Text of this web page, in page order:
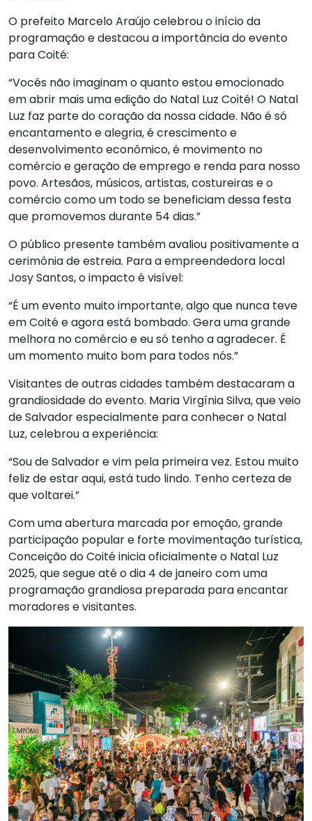
O prefeito Marcelo Araújo celebrou o início da
programação e destacou a importância do evento
para Coité:
“Vocês não imaginam o quanto estou emocionado
em abrir mais uma edição do Natal Luz Coité! O Natal
Luz faz parte do coração da nossa cidade. Não é só
encantamento e alegria, é crescimento e
desenvolvimento econômico, é movimento no
comércio e geração de emprego e renda para nosso
povo. Artesãos, músicos, artistas, costureiras e o
comércio como um todo se beneficiam dessa festa
que promovemos durante 54 dias.”
O público presente também avaliou positivamente a
cerimônia de estreia. Para a empreendedora local
Josy Santos, o impacto é visível:
“É um evento muito importante, algo que nunca teve
em Coité e agora está bombado. Gera uma grande
melhora no comércio e eu só tenho a agradecer. É
um momento muito bom para todos nós.”
Visitantes de outras cidades também destacaram a
grandiosidade do evento. Maria Virgínia Silva, que veio
de Salvador especialmente para conhecer o Natal
Luz, celebrou a experiência:
“Sou de Salvador e vim pela primeira vez. Estou muito
feliz de estar aqui, está tudo lindo. Tenho certeza de
que voltarei.”
Com uma abertura marcada por emoção, grande
participação popular e forte movimentação turística,
Conceição do Coité inicia oficialmente o Natal Luz
2025, que segue até o dia 4 de janeiro com uma
programação grandiosa preparada para encantar
moradores e visitantes.